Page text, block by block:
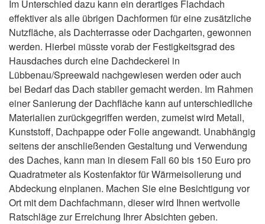
Im Unterschied dazu kann ein derartiges Flachdach
effektiver als alle übrigen Dachformen für eine zusätzliche
Nutzfläche, als Dachterrasse oder Dachgarten, gewonnen
werden. Hierbei müsste vorab der Festigkeitsgrad des
Hausdaches durch eine Dachdeckerei in
Lübbenau/Spreewald nachgewiesen werden oder auch
bei Bedarf das Dach stabiler gemacht werden. Im Rahmen
einer Sanierung der Dachfläche kann auf unterschiedliche
Materialien zurückgegriffen werden, zumeist wird Metall,
Kunststoff, Dachpappe oder Folie angewandt. Unabhängig
seitens der anschließenden Gestaltung und Verwendung
des Daches, kann man in diesem Fall 60 bis 150 Euro pro
Quadratmeter als Kostenfaktor für Wärmeisolierung und
Abdeckung einplanen. Machen Sie eine Besichtigung vor
Ort mit dem Dachfachmann, dieser wird Ihnen wertvolle
Ratschläge zur Erreichung Ihrer Absichten geben.